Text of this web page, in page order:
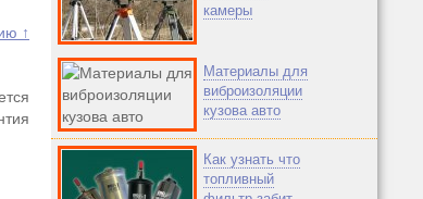
↑
камеры
Материалы для
виброизоляции
кузова авто
Как узнать что
топливный